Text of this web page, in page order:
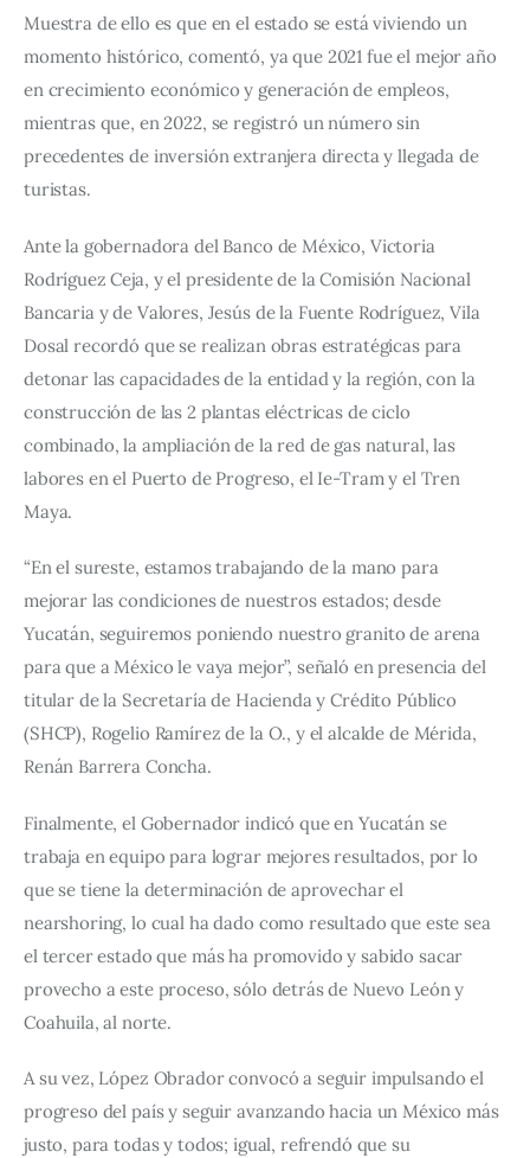
Muestra de ello es que en el estado se está viviendo un
momento histórico, comentó, ya que 2021 fue el mejor año
en crecimiento económico y generación de empleos,
mientras que, en 2022, se registró un número sin
precedentes de inversión extranjera directa y llegada de
turistas.
Ante la gobernadora del Banco de México, Victoria
Rodríguez Ceja, y el presidente de la Comisión Nacional
Bancaria y de Valores, Jesús de la Fuente Rodríguez, Vila
Dosal recordó que se realizan obras estratégicas para
detonar las capacidades de la entidad y la región, con la
construcción de las 2 plantas eléctricas de ciclo
combinado, la ampliación de la red de gas natural, las
labores en el Puerto de Progreso, el Ie-Tram y el Tren
Maya.
“En el sureste, estamos trabajando de la mano para
mejorar las condiciones de nuestros estados; desde
Yucatán, seguiremos poniendo nuestro granito de arena
para que a México le vaya mejor”, señaló en presencia del
titular de la Secretaría de Hacienda y Crédito Público
(SHCP), Rogelio Ramírez de la O., y el alcalde de Mérida,
Renán Barrera Concha.
Finalmente, el Gobernador indicó que en Yucatán se
trabaja en equipo para lograr mejores resultados, por lo
que se tiene la determinación de aprovechar el
nearshoring, lo cual ha dado como resultado que este sea
el tercer estado que más ha promovido y sabido sacar
provecho a este proceso, sólo detrás de Nuevo León y
Coahuila, al norte.
A su vez, López Obrador convocó a seguir impulsando el
progreso del país y seguir avanzando hacia un México más
justo, para todas y todos; igual, refrendó que su